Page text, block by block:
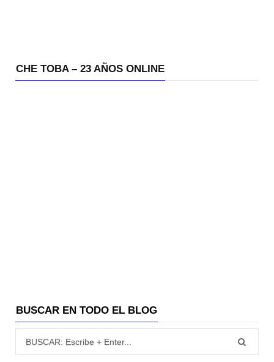
CHE TOBA – 23 AÑOS ONLINE
BUSCAR EN TODO EL BLOG